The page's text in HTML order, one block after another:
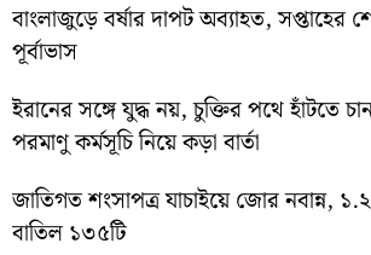
বাংলাজুড়ে বর্ষার দাপট অব্যাহত, সপ্তাহের
পূর্বাভাস
ইরানের সঙ্গে যুদ্ধ নয়, চুক্তির পথে হাঁটতে
পরমাণু কর্মসূচি নিয়ে কড়া বার্তা
জাতিগত শংসাপত্র যাচাইয়ে জোর নবান্ন,
বাতিল ১৩৫টি